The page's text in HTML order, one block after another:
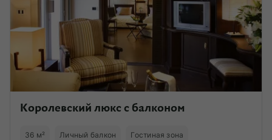
Королевский люкс с балконом
36 м² Личный балкон Гостиная зона